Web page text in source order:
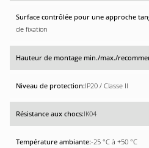
de fixation
IP20 / Classe II
IK04
-25 °C à +50 °C